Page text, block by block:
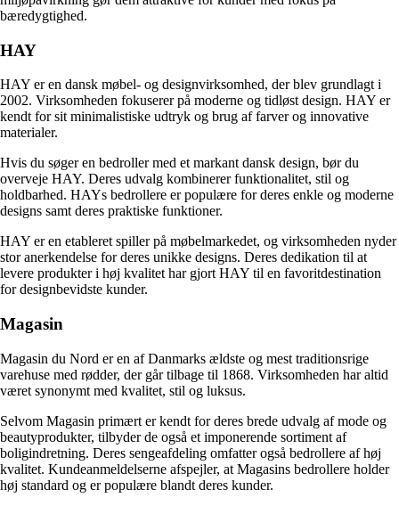
bæredygtighed.
HAY
HAY er en dansk møbel- og designvirksomhed, der blev grundlagt i
2002. Virksomheden fokuserer på moderne og tidløst design. HAY er
kendt for sit minimalistiske udtryk og brug af farver og innovative
materialer.
Hvis du søger en bedroller med et markant dansk design, bør du
overveje HAY. Deres udvalg kombinerer funktionalitet, stil og
holdbarhed. HAYs bedrollere er populære for deres enkle og moderne
designs samt deres praktiske funktioner.
HAY er en etableret spiller på møbelmarkedet, og virksomheden nyder
stor anerkendelse for deres unikke designs. Deres dedikation til at
levere produkter i høj kvalitet har gjort HAY til en favoritdestination
for designbevidste kunder.
Magasin
Magasin du Nord er en af ​​Danmarks ældste og mest traditionsrige
varehuse med rødder, der går tilbage til 1868. Virksomheden har altid
været synonymt med kvalitet, stil og luksus.
Selvom Magasin primært er kendt for deres brede udvalg af mode og
beautyprodukter, tilbyder de også et imponerende sortiment af
boligindretning. Deres sengeafdeling omfatter også bedrollere af høj
kvalitet. Kundeanmeldelserne afspejler, at Magasins bedrollere holder
høj standard og er populære blandt deres kunder.